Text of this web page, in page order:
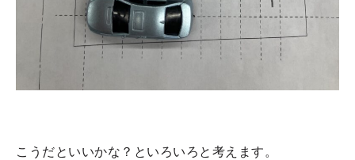
こうだといいかな？といろいろと考えます。